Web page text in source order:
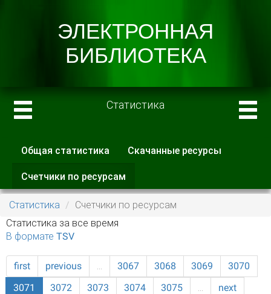
Статистика
Главные вкладки
Общая статистика Скачанные ресурсы
Счетчики по ресурсам
вкладка)
Статистика
Счетчики по ресурсам
Статистика за все время
В формате TSV
first previous … 3067 3068 3069
3070
3071
3072 3073 3074 3075 …
next